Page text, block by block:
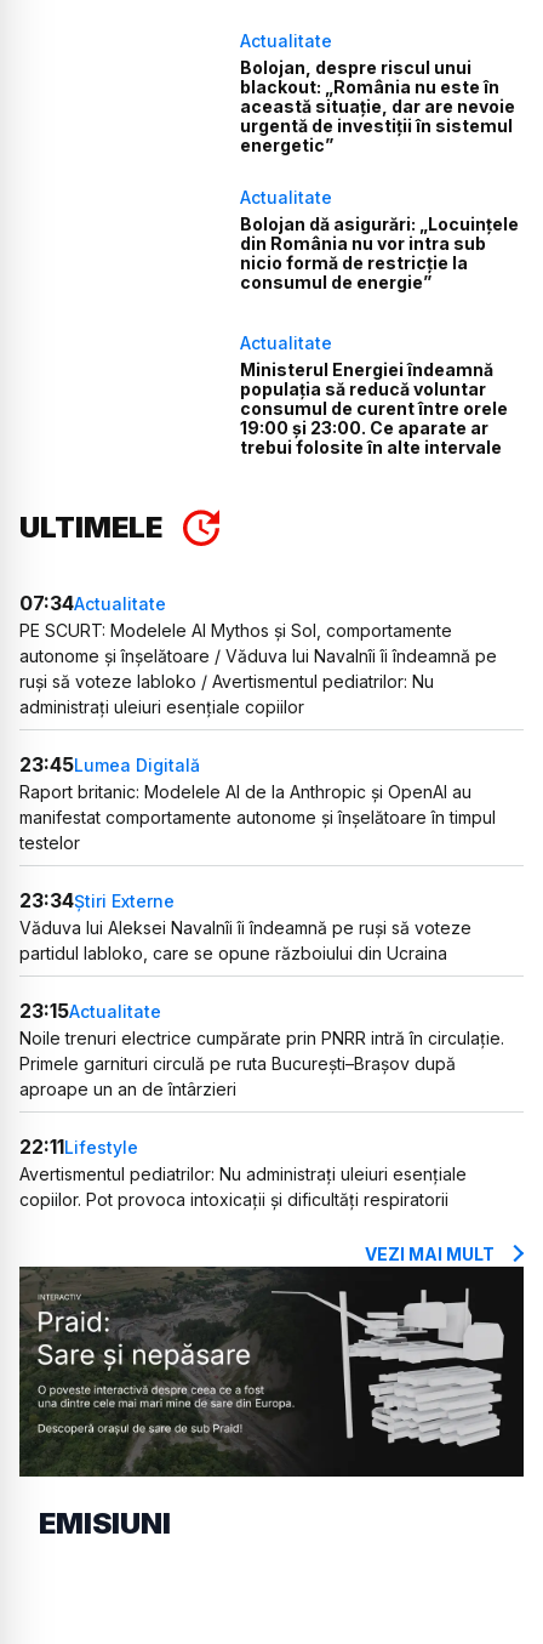
Actualitate
Bolojan, despre riscul unui
blackout: „România nu este în
această situație, dar are nevoie
urgentă de investiții în sistemul
energetic”
Actualitate
Bolojan dă asigurări: „Locuințele
din România nu vor intra sub
nicio formă de restricție la
consumul de energie”
Actualitate
Ministerul Energiei îndeamnă
populația să reducă voluntar
consumul de curent între orele
19:00 și 23:00. Ce aparate ar
trebui folosite în alte intervale
ULTIMELE
07:34Actualitate
PE SCURT: Modelele AI Mythos și Sol, comportamente
autonome și înșelătoare / Văduva lui Navalnîi îi îndeamnă pe
ruși să voteze Iabloko / Avertismentul pediatrilor: Nu
administrați uleiuri esențiale copiilor
23:45Lumea Digitală
Raport britanic: Modelele AI de la Anthropic și OpenAI au
manifestat comportamente autonome și înșelătoare în timpul
testelor
23:34Știri Externe
Văduva lui Aleksei Navalnîi îi îndeamnă pe ruși să voteze
partidul Iabloko, care se opune războiului din Ucraina
23:15Actualitate
Noile trenuri electrice cumpărate prin PNRR intră în circulație.
Primele garnituri circulă pe ruta București–Brașov după
aproape un an de întârzieri
22:11Lifestyle
Avertismentul pediatrilor: Nu administrați uleiuri esențiale
copiilor. Pot provoca intoxicații și dificultăți respiratorii
VEZI MAI MULT
EMISIUNI